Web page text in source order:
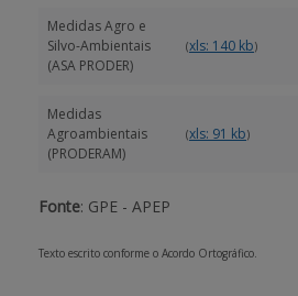
Medidas Agro e
Silvo-Ambientais
(ASA PRODER)
(xls: 140 kb)
Medidas
Agroambientais
(PRODERAM)
(xls: 91 kb)
Fonte: GPE - APEP
Texto escrito conforme o Acordo Ortográfico.